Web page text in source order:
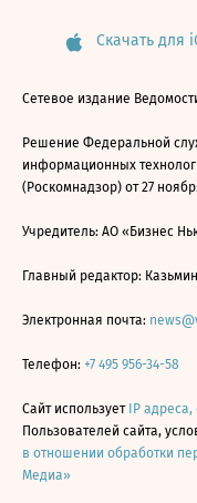
Скачать для
Сетевое издание
Решение Федеральной
информационных
(Роскомнадзор) от 27
Учредитель: АО «Бизнес
Главный редактор:
Электронная почта:
Телефон: +7 495 956-34-58
Сайт использует IP
Пользователей сайта,
в отношении обработки
Медиа»